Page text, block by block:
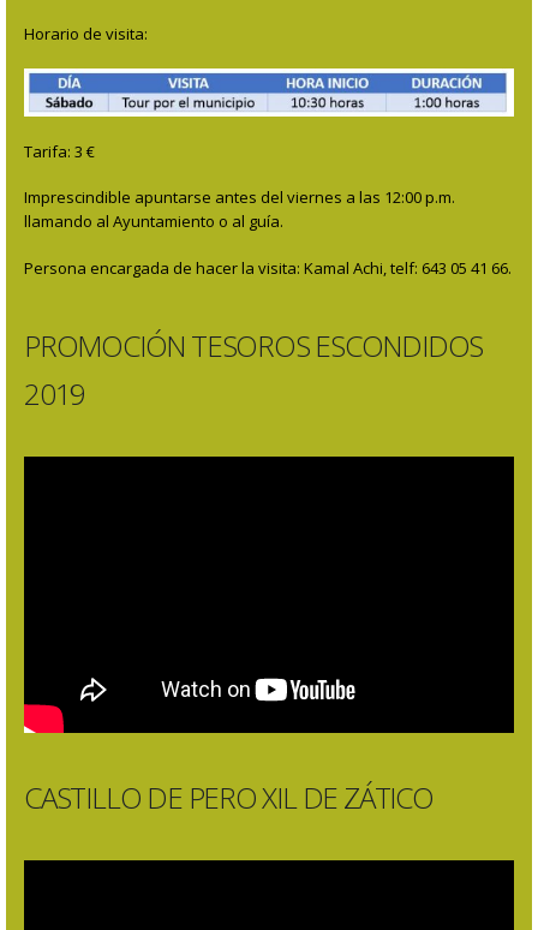
Horario de visita:
Tarifa: 3 €
Imprescindible apuntarse antes del viernes a las 12:00 p.m.
llamando al Ayuntamiento o al guía.
Persona encargada de hacer la visita: Kamal Achi, telf: 643 05 41 66.
PROMOCIÓN TESOROS ESCONDIDOS
2019
CASTILLO DE PERO XIL DE ZÁTICO